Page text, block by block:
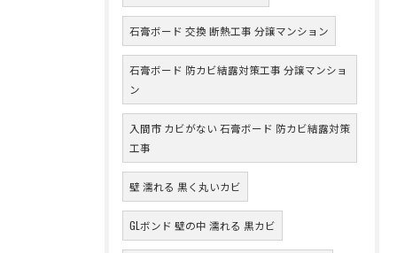
石膏ボード 交換 断熱工事 分譲マンション
石膏ボード 防カビ結露対策工事 分譲マンショ
ン
入間市 カビがない 石膏ボード 防カビ結露対策
工事
壁 濡れる 黒く丸いカビ
GLボンド 壁の中 濡れる 黒カビ